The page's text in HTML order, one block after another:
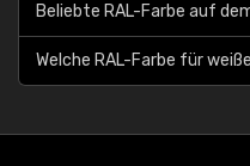
Beliebte RAL-Farbe auf
Welche RAL-Farbe für